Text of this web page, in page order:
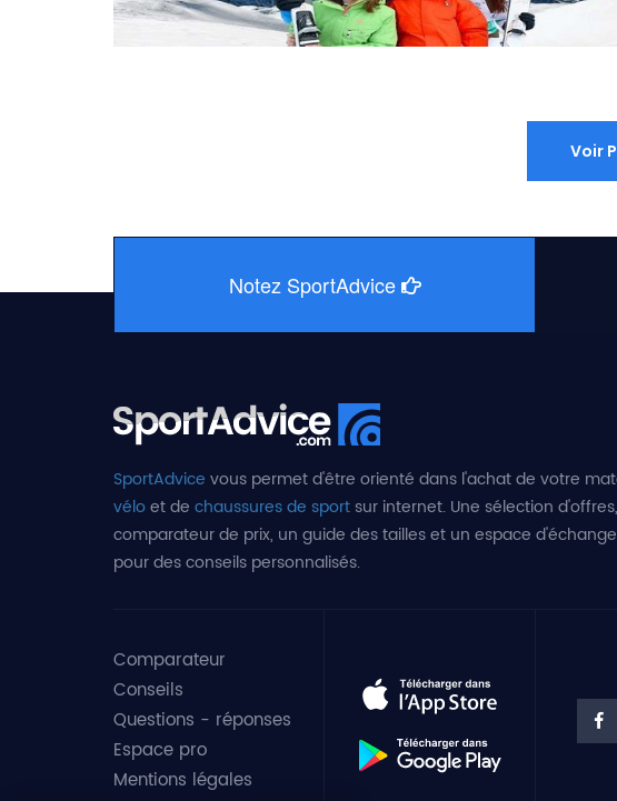
Voir
Notez SportAdvice
SportAdvice vous permet d'être orienté dans l'achat de votre
véloet de chaussures de sportsur internet. Une sélection
comparateur de prix, un guide des tailles et un espace
pour des conseils personnalisés.
Comparateur
Conseils
Questions - réponses
Espace pro
Mentions légales